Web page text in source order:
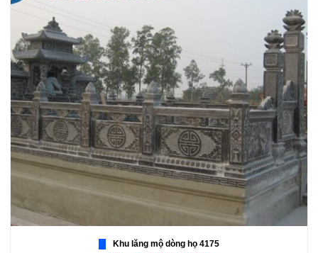
Khu lăng mộ dòng họ 4175